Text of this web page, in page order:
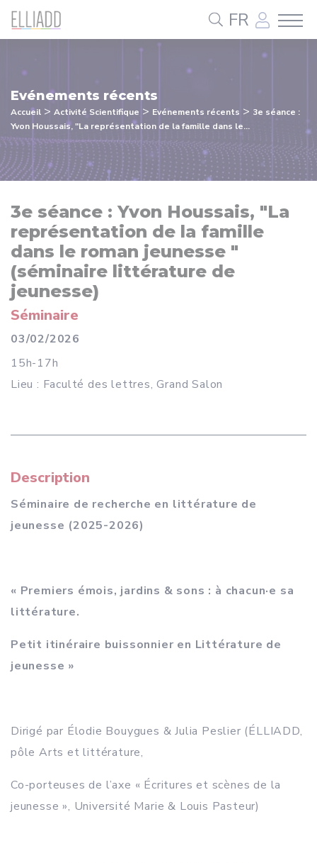
FR
Evénements récents
Accueil > Activité Scientifique > Evénements récents > 3e séance :
Yvon Houssais, "La représentation de la famille dans le...
3e séance : Yvon Houssais, "La
représentation de la famille
dans le roman jeunesse "
(séminaire littérature de
jeunesse)
Séminaire
03/02/2026
15h-17h
Lieu : Faculté des lettres, Grand Salon
Description
Séminaire de recherche en littérature de
jeunesse (2025-2026)
« Premiers émois, jardins & sons : à chacun·e sa
littérature.
Petit itinéraire buissonnier en Littérature de
jeunesse »
Dirigé par Élodie Bouygues & Julia Peslier (ÉLLIADD,
pôle Arts et littérature,
Co-porteuses de l’axe « Écritures et scènes de la
jeunesse », Université Marie & Louis Pasteur)
Panneau de gestion des cookies